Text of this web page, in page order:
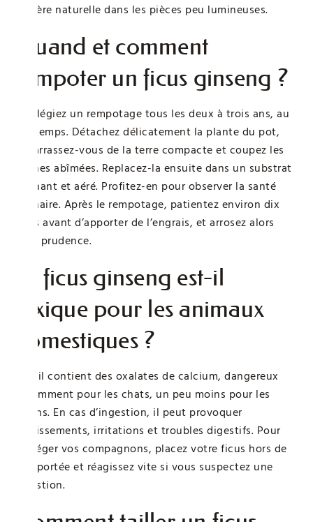
lumière naturelle dans les pièces peu lumineuses.
Quand et comment
rempoter un ficus ginseng ?
Privilégiez un rempotage tous les deux à trois ans, au
printemps. Détachez délicatement la plante du pot,
débarrassez-vous de la terre compacte et coupez les
racines abîmées. Replacez-la ensuite dans un substrat
drainant et aéré. Profitez-en pour observer la santé
racinaire. Après le rempotage, patientez environ dix
jours avant d’apporter de l’engrais, et arrosez alors
avec prudence.
Le ficus ginseng est-il
toxique pour les animaux
domestiques ?
Oui, il contient des oxalates de calcium, dangereux
notamment pour les chats, un peu moins pour les
chiens. En cas d’ingestion, il peut provoquer
vomissements, irritations et troubles digestifs. Pour
protéger vos compagnons, placez votre ficus hors de
leur portée et réagissez vite si vous suspectez une
ingestion.